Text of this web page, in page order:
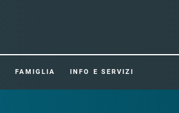
FAMIGLIA INFO E SERVIZI